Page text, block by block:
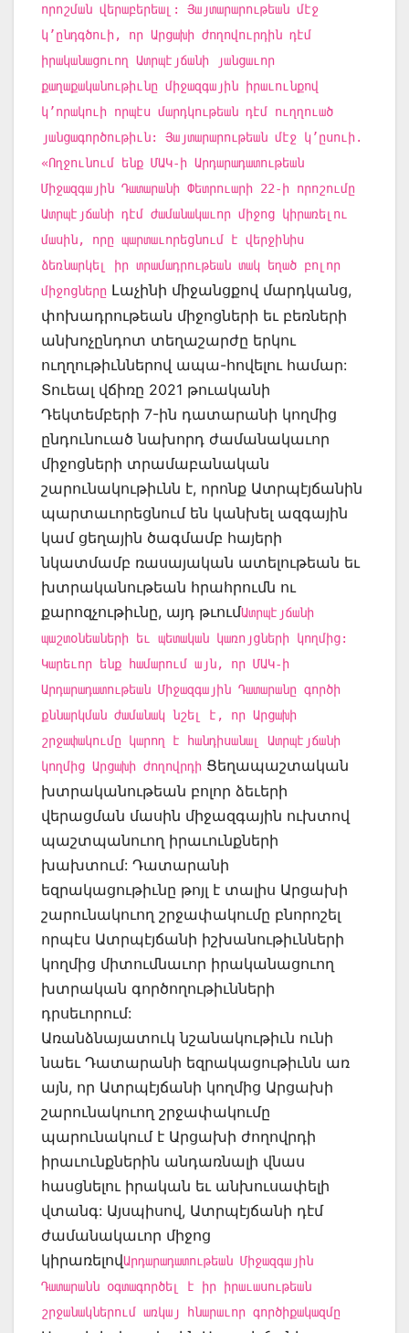
որոշման վերաբերեալ: Յայտարարութեան մէջ
կ’ընդգծուի, որ Արցախի ժողովուրդին դէմ
իրականացուող Ատրպէյճանի յանցաւոր
քաղաքականութիւնը միջազգային իրաւունքով
կ’որակուի որպէս մարդկութեան դէմ ուղղուած
յանցագործութիւն: Յայտարարութեան մէջ կ’ըսուի.
«Ողջունում ենք ՄԱԿ-ի Արդարադատութեան
Միջազգային Դատարանի Փետրուարի 22-ի որոշումը
Ատրպէյճանի դէմ ժամանակաւոր միջոց կիրառելու
մասին, որը պարտաւորեցնում է վերջինիս
ձեռնարկել իր տրամադրութեան տակ եղած բոլոր
միջոցները Լաչինի միջանցքով մարդկանց,
փոխադրութեան միջոցների եւ բեռների
անխոչընդոտ տեղաշարժը երկու
ուղղութիւններով ապա-հովելու համար:
Տուեալ վճիռը 2021 թուականի
Դեկտեմբերի 7-ին դատարանի կողմից
ընդունուած նախորդ ժամանակաւոր
միջոցների տրամաբանական
շարունակութիւնն է, որոնք Ատրպէյճանին
պարտաւորեցնում են կանխել ազգային
կամ ցեղային ծագմամբ հայերի
նկատմամբ ռասայական ատելութեան եւ
խտրականութեան հրահրումն ու
քարոզչութիւնը, այդ թւումԱտրպէյճանի
պաշտօնեաների եւ պետական կառոյցների կողմից:
Կարեւոր ենք համարում այն, որ ՄԱԿ-ի
Արդարադատութեան Միջազգային Դատարանը գործի
քննարկման ժամանակ նշել է, որ Արցախի
շրջափակումը կարող է հանդիսանալ Ատրպէյճանի
կողմից Արցախի ժողովրդի Ցեղապաշտական
խտրականութեան բոլոր ձեւերի
վերացման մասին միջազգային ուխտով
պաշտպանուող իրաւունքների
խախտում: Դատարանի
եզրակացութիւնը թոյլ է տալիս Արցախի
շարունակուող շրջափակումը բնորոշել
որպէս Ատրպէյճանի իշխանութիւնների
կողմից միտումնաւոր իրականացուող
խտրական գործողութիւնների
դրսեւորում:
Առանձնայատուկ նշանակութիւն ունի
նաեւ Դատարանի եզրակացութիւնն առ
այն, որ Ատրպէյճանի կողմից Արցախի
շարունակուող շրջափակումը
պարունակում է Արցախի ժողովրդի
իրաւունքներին անդառնալի վնաս
հասցնելու իրական եւ անխուսափելի
վտանգ: Այսպիսով, Ատրպէյճանի դէմ
ժամանակաւոր միջոց
կիրառելովԱրդարադատութեան Միջազգային
Դատարանն օգտագործել է իր իրաւասութեան
շրջանակներում առկայ հնարաւոր գործիքակազմը